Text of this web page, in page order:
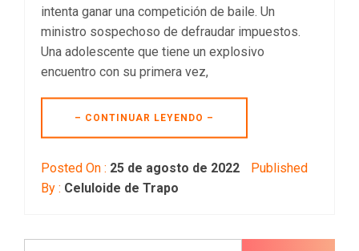
intenta ganar una competición de baile. Un
ministro sospechoso de defraudar impuestos.
Una adolescente que tiene un explosivo
encuentro con su primera vez,
– CONTINUAR LEYENDO –
Posted On : 25 de agosto de 2022
Published
By : Celuloide de Trapo